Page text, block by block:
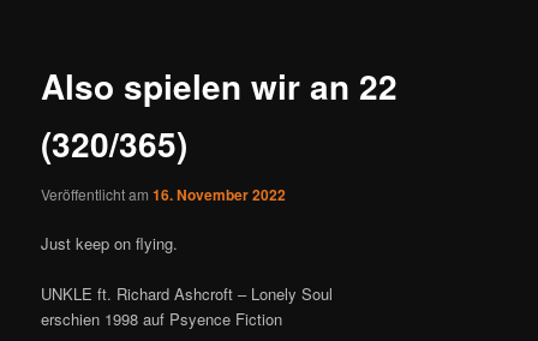
Also spielen wir an 22
(320/365)
Veröffentlicht am16. November 2022
Just keep on flying.
UNKLE ft. Richard Ashcroft – Lonely Soul
erschien 1998 auf Psyence Fiction